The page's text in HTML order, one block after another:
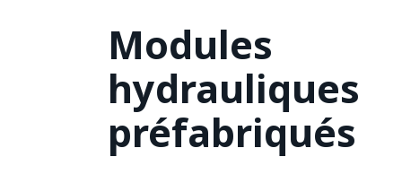
Modules
hydrauliques
préfabriqués